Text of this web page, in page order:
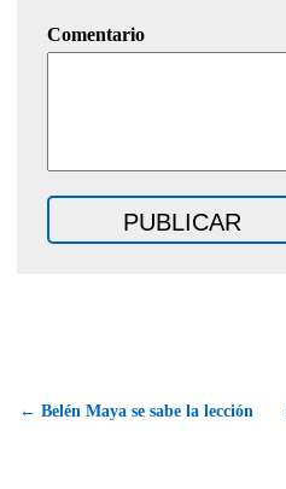
Comentario
← Belén Maya se sabe la lección